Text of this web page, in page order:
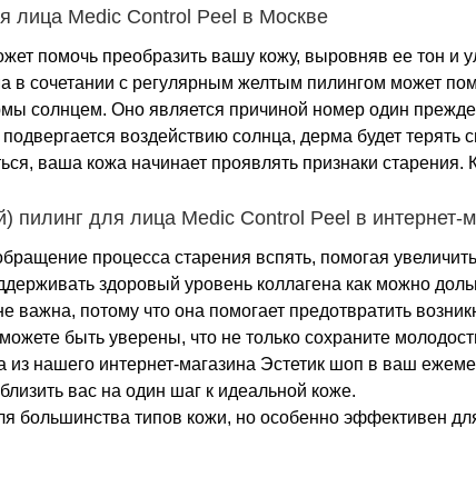
лица Medic Control Peel в Москве
помочь преобразить вашу кожу, выровняв ее тон и
сочетании с регулярным желтым пилингом может
солнцем. Оно является причиной номер один
воздействию солнца, дерма будет
ваша кожа начинает проявлять признаки
для лица Medic Control Peel в интернет-
процесса старения вспять, помогая
здоровый уровень коллагена как можно
важна, потому что она помогает предотвратить
быть уверены, что не только сохраните
нашего интернет-магазина Эстетик шоп в ваш
вас на один шаг к идеальной коже.
большинства типов кожи, но особенно эффективен